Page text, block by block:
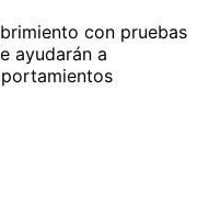
con pruebas
ayudarán a